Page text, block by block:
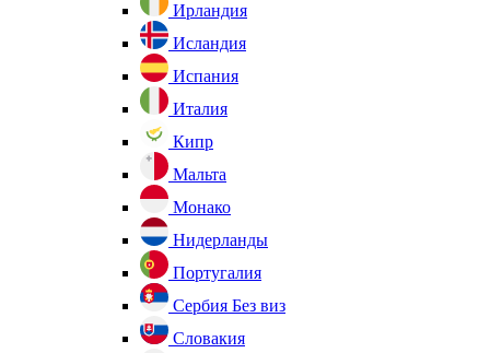
Ирландия
Исландия
Испания
Италия
Кипр
Мальта
Монако
Нидерланды
Португалия
Сербия Без виз
Словакия